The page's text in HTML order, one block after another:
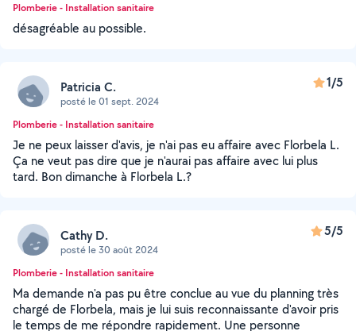
Plomberie - Installation sanitaire
désagréable au possible.
Patricia C.
posté le 01 sept. 2024
1/5
Plomberie - Installation sanitaire
Je ne peux laisser d'avis, je n'ai pas eu affaire avec Florbela L.
Ça ne veut pas dire que je n'aurai pas affaire avec lui plus
tard. Bon dimanche à Florbela L.?️
Cathy D.
posté le 30 août 2024
5/5
Plomberie - Installation sanitaire
Ma demande n'a pas pu être conclue au vue du planning très
chargé de Florbela, mais je lui suis reconnaissante d'avoir pris
le temps de me répondre rapidement. Une personne